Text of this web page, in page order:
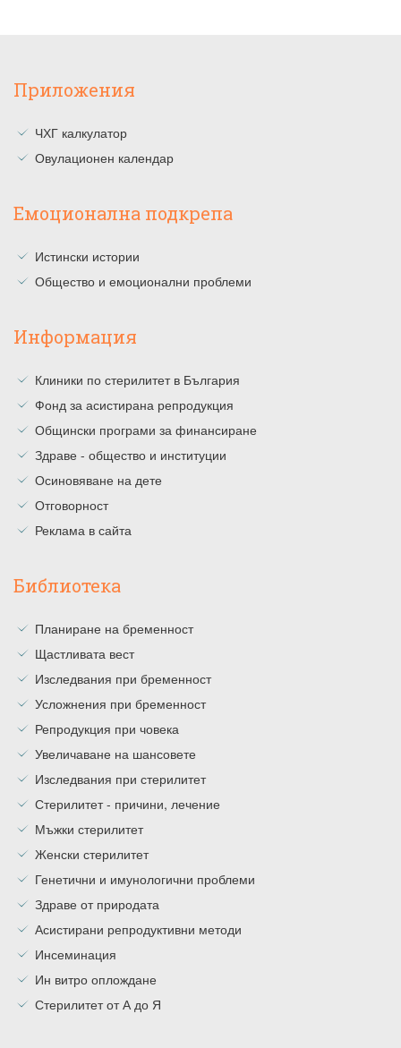
Приложения
ЧХГ калкулатор
Овулационен календар
Емоционална подкрепа
Истински истории
Общество и емоционални проблеми
Информация
Клиники по стерилитет в България
Фонд за асистирана репродукция
Общински програми за финансиране
Здраве - общество и институции
Осиновяване на дете
Отговорност
Реклама в сайта
Библиотека
Планиране на бременност
Щастливата вест
Изследвания при бременност
Усложнения при бременност
Репродукция при човека
Увеличаване на шансовете
Изследвания при стерилитет
Стерилитет - причини, лечение
Мъжки стерилитет
Женски стерилитет
Генетични и имунологични проблеми
Здраве от природата
Асистирани репродуктивни методи
Инсеминация
Ин витро оплождане
Стерилитет от А до Я